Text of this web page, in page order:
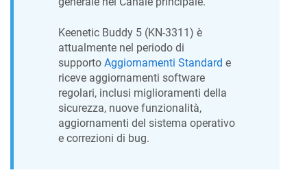
Keenetic Buddy 5 (KN-3311) è
attualmente nel periodo di
supporto Aggiornamenti Standard e
riceve aggiornamenti software
regolari, inclusi miglioramenti della
sicurezza, nuove funzionalità,
aggiornamenti del sistema operativo
e correzioni di bug.